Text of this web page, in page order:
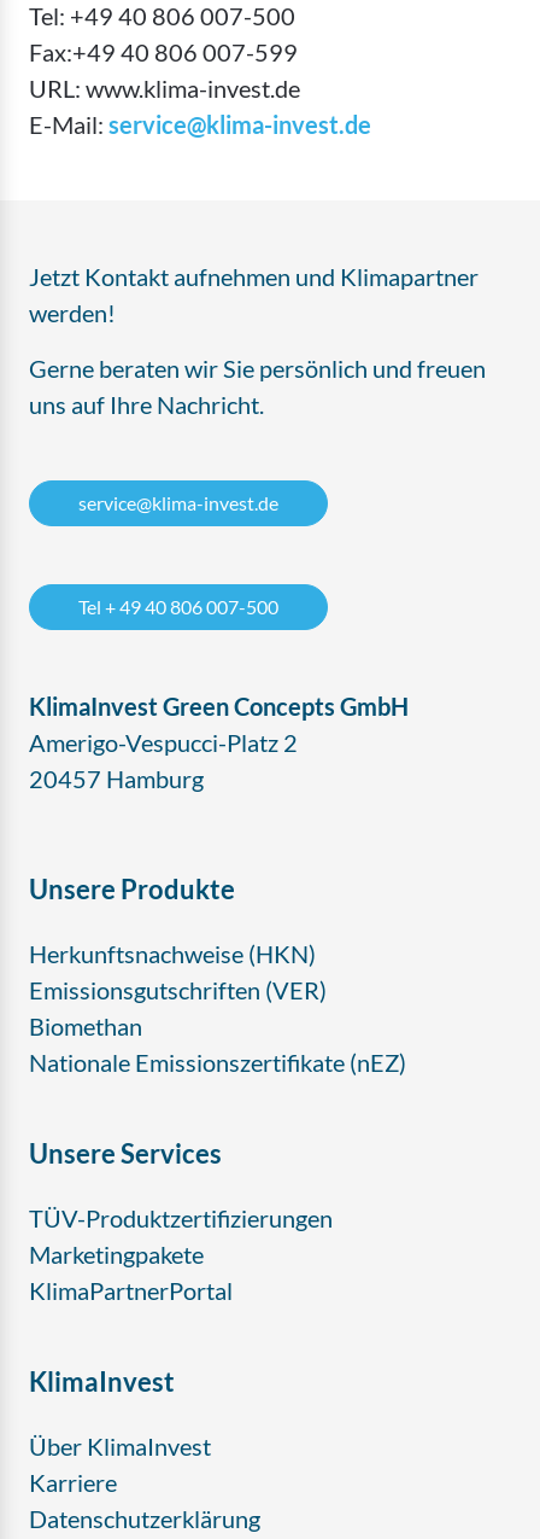
Tel: +49 40 806 007-500
Fax:+49 40 806 007-599
URL: www.klima-invest.de
E-Mail: service@klima-invest.de
Jetzt Kontakt aufnehmen und Klimapartner
werden!
Gerne beraten wir Sie persönlich und freuen
uns auf Ihre Nachricht.
service@klima-invest.de
Tel + 49 40 806 007-500
KlimaInvest Green Concepts GmbH
Amerigo-Vespucci-Platz 2
20457 Hamburg
Unsere Produkte
Herkunftsnachweise (HKN)
Emissionsgutschriften (VER)
Biomethan
Nationale Emissionszertifikate (nEZ)
Unsere Services
TÜV-Produktzertifizierungen
Marketingpakete
KlimaPartnerPortal
KlimaInvest
Über KlimaInvest
Karriere
Datenschutzerklärung